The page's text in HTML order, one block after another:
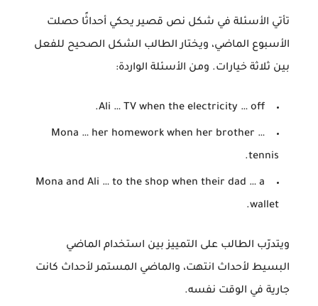
تأتي الأسئلة في شكل نص قصير يحكي أحداثًا حصلت
الأسبوع الماضي، ويختار الطالب الشكل الصحيح للفعل
بين ثلاثة خيارات. ومن الأسئلة الواردة:
Ali … TV when the electricity … off.
Mona … her homework when her brother …
tennis.
Mona and Ali … to the shop when their dad … a
wallet.
ويتدرّب الطالب على التمييز بين استخدام الماضي
البسيط لأحداث انتهت، والماضي المستمر لأحداث كانت
جارية في الوقت نفسه.